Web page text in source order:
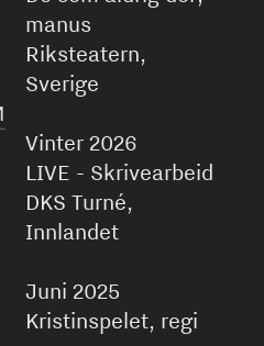
manus
Riksteatern,
Sverige
Vinter 2026
LIVE - Skrivearbeid
DKS Turné,
Innlandet
Juni 2025
Kristinspelet, regi